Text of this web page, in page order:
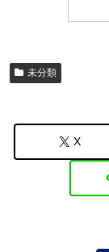
未分類
X